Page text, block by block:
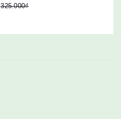
325.000₫